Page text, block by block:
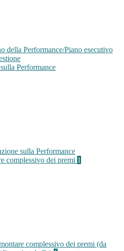
della Performance/Piano esecutivo
Performance
sulla Performance
complessivo dei premi 1
complessivo dei premi (da